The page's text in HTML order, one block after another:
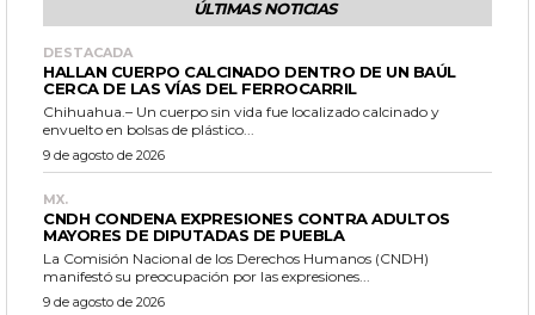
ÚLTIMAS NOTICIAS
DESTACADA
HALLAN CUERPO CALCINADO DENTRO DE UN BAÚL
CERCA DE LAS VÍAS DEL FERROCARRIL
Chihuahua.– Un cuerpo sin vida fue localizado calcinado y
envuelto en bolsas de plástico...
9 de agosto de 2026
MX.
CNDH CONDENA EXPRESIONES CONTRA ADULTOS
MAYORES DE DIPUTADAS DE PUEBLA
La Comisión Nacional de los Derechos Humanos (CNDH)
manifestó su preocupación por las expresiones...
9 de agosto de 2026